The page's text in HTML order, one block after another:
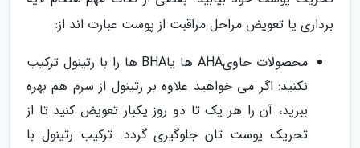
برداری یا تعویض مراحل مراقبت از پوست عبارت اند از:
محصولات حاویAHA ها یاBHA ها را با رتینول ترکیب
نکنید: اگر می خواهید علاوه بر رتینول از سرم هم بهره
ببرید، آن را هر یک تا دو روز یکبار تعویض کنید تا از
تحریک پوست تان جلوگیری گردد. ترکیب رتینول با